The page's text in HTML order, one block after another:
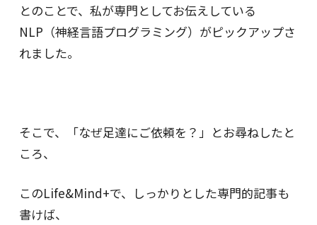
とのことで、私が専門としてお伝えしている
NLP（神経言語プログラミング）がピックアップさ
れました。
そこで、「なぜ足達にご依頼を？」とお尋ねしたと
ころ、
このLife&Mind+で、しっかりとした専門的記事も
書けば、